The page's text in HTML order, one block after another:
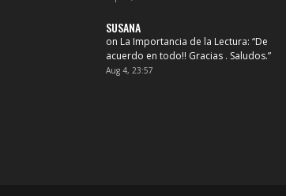
SUSANA
on La Importancia de la Lectura: “De
acuerdo en todo!! Gracias . Saludos.”
Aug 4, 23:57